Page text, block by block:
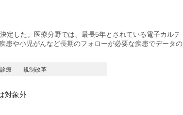
定した。医療分野では、最長5年とされている電子カルテ
患や小児がんなど長期のフォローが必要な疾患でデータの
療 規制改革
対象外